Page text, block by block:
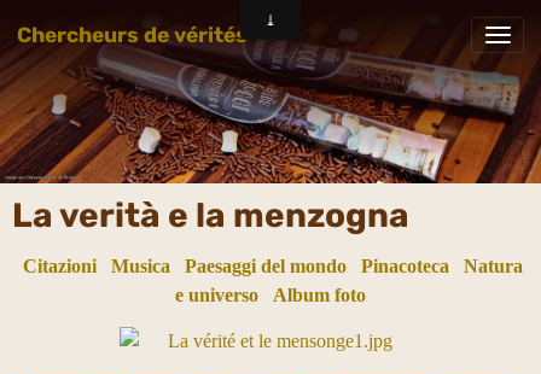
Chercheurs de vérités
La verità e la menzogna
Citazioni Musica Paesaggi del mondo Pinacoteca
Natura
e universo
Album foto